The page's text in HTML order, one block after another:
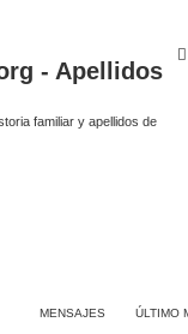
- Apellidos
familiar y apellidos de
MENSAJES ÚLTIMO